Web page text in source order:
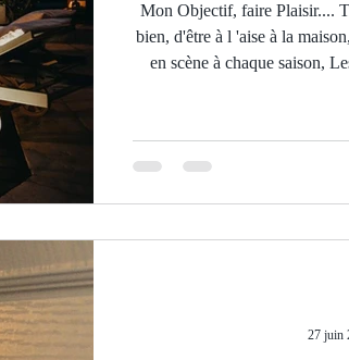
Mon Objectif, faire Plaisir....
bien, d'être à l 'aise à la
en scène à chaque saison,
Paradis.... Et pour ceux qui
27 juin